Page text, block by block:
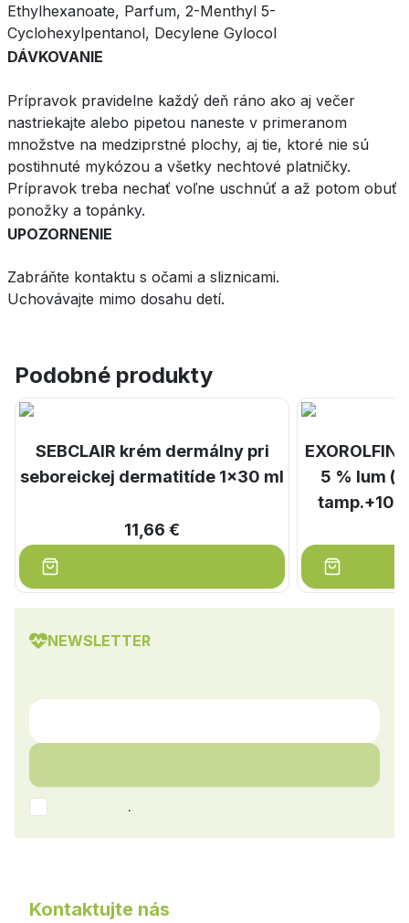
Ethylhexanoate, Parfum, 2-Menthyl 5-
Cyclohexylpentanol, Decylene Gylocol
DÁVKOVANIE
Prípravok pravidelne každý deň ráno ako aj večer
nastriekajte alebo pipetou naneste v primeranom
množstve na medziprstné plochy, aj tie, ktoré nie sú
postihnuté mykózou a všetky nechtové platničky.
Prípravok treba nechať voľne uschnúť a až potom obuť
ponožky a topánky.
UPOZORNENIE
Zabráňte kontaktu s očami a sliznicami.
Uchovávajte mimo dosahu detí.
Podobné produkty
SEBCLAIR krém dermálny pri
seboreickej dermatitíde 1x30 ml
11,66 €
5 % lum
tamp.+10
NEWSLETTER
.
Kontaktujte nás